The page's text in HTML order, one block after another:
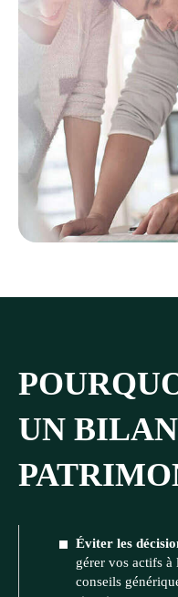
UN BILAN
Éviter les
gérer vos actifs à
conseils